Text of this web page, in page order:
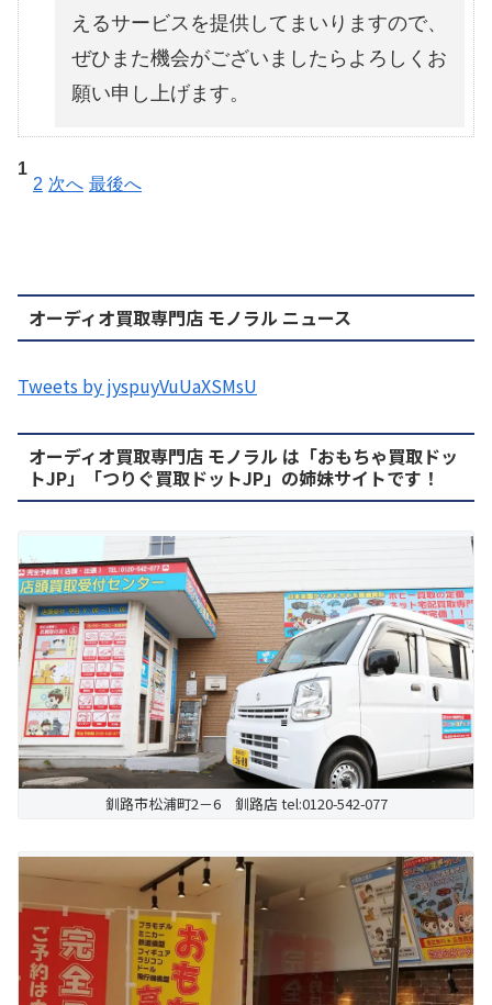
えるサービスを提供してまいりますので、
ぜひまた機会がございましたらよろしくお
願い申し上げます。
1
2 次へ 最後へ
オーディオ買取専門店 モノラル ニュース
Tweets by jyspuyVuUaXSMsU
オーディオ買取専門店 モノラル は「おもちゃ買取ドッ
トJP」「つりぐ買取ドットJP」の姉妹サイトです！
釧路市松浦町2－6 釧路店 tel:0120-542-077